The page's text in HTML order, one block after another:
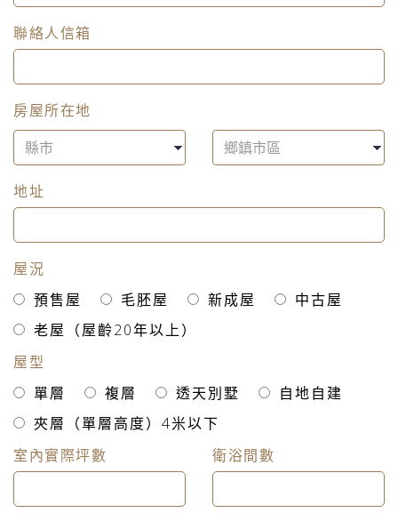
聯絡人信箱
房屋所在地
地址
屋況
預售屋
毛胚屋 新成屋
中古屋
老屋（屋齡20年以上）
屋型
單層
複層 透天別墅
自地自建
夾層（單層高度）4米以下
室內實際坪數
衛浴間數